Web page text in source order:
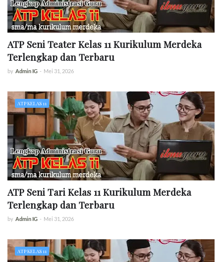
ATP Seni Teater Kelas 11 Kurikulum Merdeka
Terlengkap dan Terbaru
by Admin IG - Mei 31, 2026
ATP KELAS 11
ATP Seni Tari Kelas 11 Kurikulum Merdeka
Terlengkap dan Terbaru
by Admin IG - Mei 31, 2026
ATP KELAS 11